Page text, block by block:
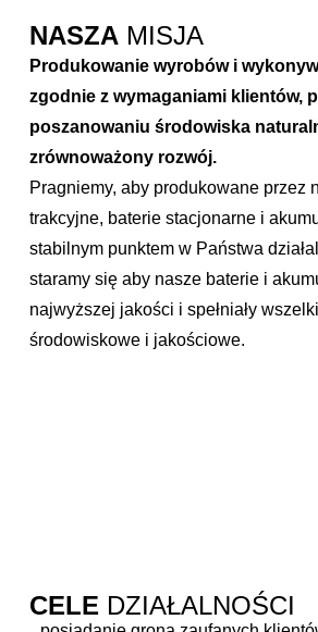
NASZAMISJA
Produkowanie wyrobów i
zgodnie z wymaganiami klientów,
poszanowaniu środowiska
zrównoważony rozwój.
Pragniemy, aby produkowane przez
trakcyjne, baterie stacjonarne i
stabilnym punktem w Państwa
staramy się aby nasze baterie i
najwyższej jakości i spełniały
środowiskowe i jakościowe.
CELE DZIAŁALNOŚCI